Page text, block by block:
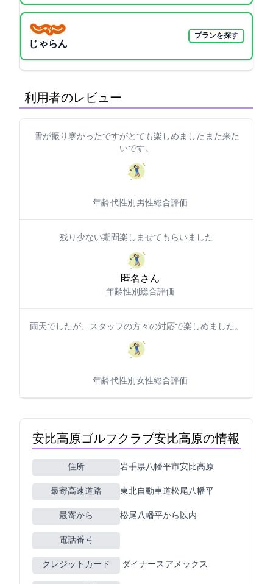
じゃらん
プランを探す
利用者のレビュー
雪が振り寒かったですがとても楽しめました また来た
いです。
年齢: 30代性別: 男性総合評価: 5
残り少ない期間楽しませてもらいました??
匿名さん
年齢:性別: 総合評価: 5
雨天でしたが、スタッフの方々の対応で楽しめました。
年齢: 20代性別: 女性総合評価: 5
安比高原ゴルフクラブ(安比高原GC)の情報
住所 岩手県八幡平市安比高原180-1
最寄高速道路 東北自動車道松尾八幡平
最寄ICから 松尾八幡平から15km以内
電話番号
クレジットカード JCB VISA MASTER ダイナース アメックス